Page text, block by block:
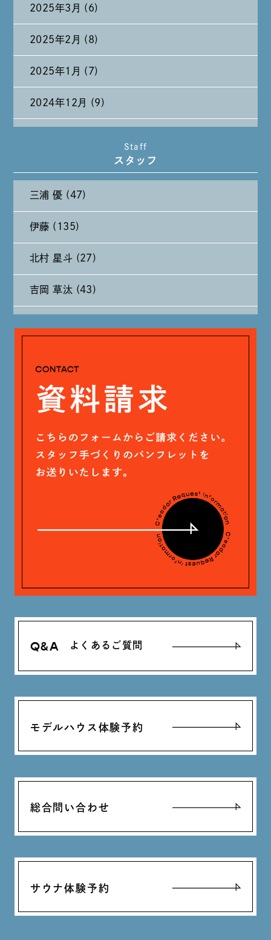
2025年3月 (6)
2025年2月 (8)
2025年1月 (7)
2024年12月 (9)
2024年9月 (11)
2024年8月 (11)
2024年7月 (11)
2024年6月 (12)
Staff
スタッフ
三浦 優 (47)
伊藤 (135)
北村 星斗 (27)
吉岡 草汰 (43)
戸田 好紀 (81)
木村 珠梨音 (101)
神定 龍杜 (13)
Q&A よくあるご質問
モデルハウス体験予約
総合問い合わせ
サウナ体験予約